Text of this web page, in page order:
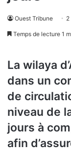
Ouest Tribune
Temps de lecture 1
La wilaya
dans un
de
niveau de
jours à
afin